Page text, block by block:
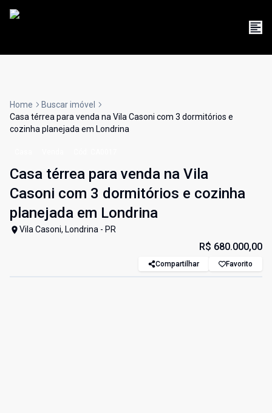
Home
Buscar imóvel
Casa térrea para venda na Vila Casoni com 3 dormitórios e
cozinha planejada em Londrina
Casa térrea para venda na Vila
Casoni com 3 dormitórios e cozinha
planejada em Londrina
Vila Casoni, Londrina - PR
R$ 680.000,00
Compartilhar Favorito